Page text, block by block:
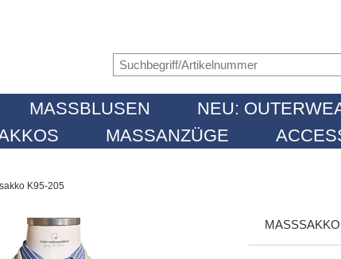
MASSBLUSEN NEU:
MASSANZÜGE
K95-205
MASSSAKKO